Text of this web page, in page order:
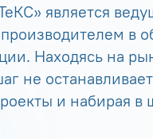
является
в
Находясь на
не
и набирая в